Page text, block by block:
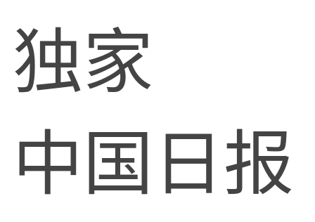
独家
中国日报